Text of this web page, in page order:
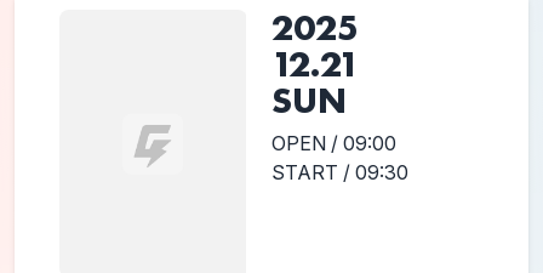
2025
12.21
SUN
OPEN / 09:00
START / 09:30